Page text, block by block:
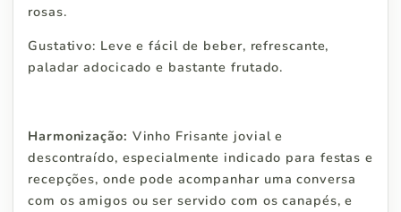
rosas.
Gustativo: Leve e fácil de beber, refrescante,
paladar adocicado e bastante frutado.
Harmonização: Vinho Frisante jovial e
descontraído, especialmente indicado para festas e
recepções, onde pode acompanhar uma conversa
com os amigos ou ser servido com os canapés, e